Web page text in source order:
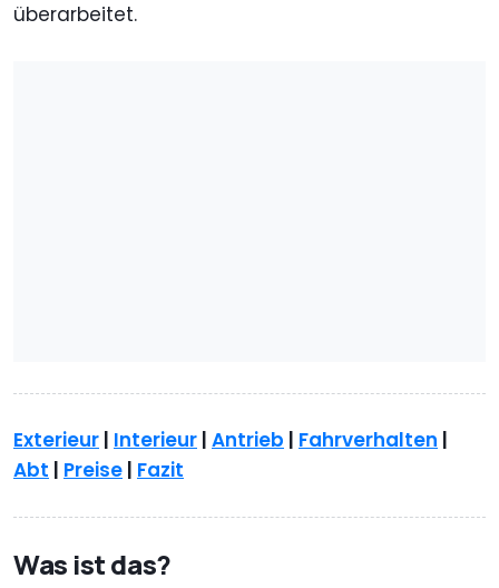
überarbeitet.
Exterieur Interieur Antrieb Fahrverhalten
Abt
Preise Fazit
Was ist das?